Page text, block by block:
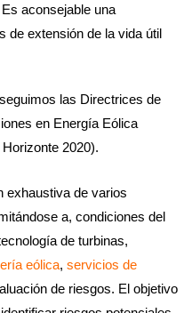
aconsejable una
de extensión de la vida útil
las Directrices de
en Energía Eólica
2020).
exhaustiva de varios
a, condiciones del
de turbinas,
eólica, servicios de
de riesgos. El objetivo